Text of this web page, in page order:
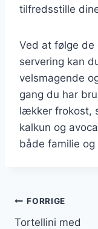
tilfredsstille
Ved at følge de
servering kan
velsmagende
gang du har
lækker frokost,
kalkun og
både familie og
FORRIGE
Tortellini med